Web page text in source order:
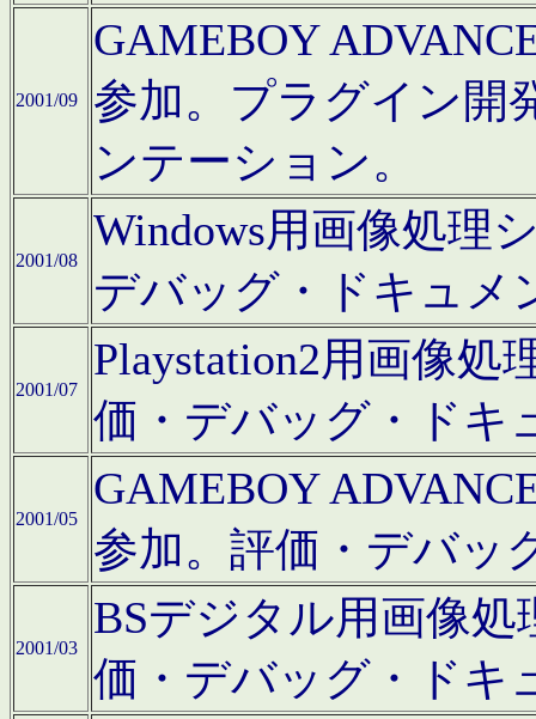
2001/09
GAMEBOY
参加。プラグイン開
ンテーション。
2001/08
Windows用画像処理
デバッグ・ドキュメ
2001/07
Playstation2用画像
価・デバッグ・ドキ
2001/05
GAMEBOY
参加。評価・デバッ
2001/03
BSデジタル用画像
価・デバッグ・ドキ